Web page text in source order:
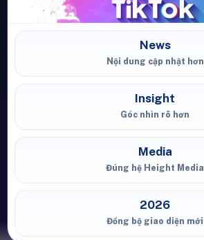
News
Nội dung cập nhật hơn
Insight
Góc nhìn rõ hơn
Media
Đúng hệ Height Media
2026
Đồng bộ giao diện mới